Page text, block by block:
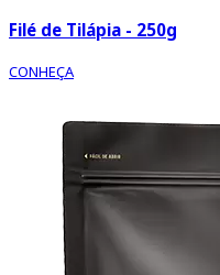
Filé de Tilápia - 250g
CONHEÇA